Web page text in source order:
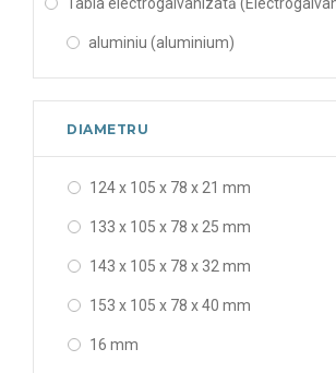
aluminiu (aluminium)
DIAMETRU
124 x 105 x 78 x 21 mm
133 x 105 x 78 x 25 mm
143 x 105 x 78 x 32 mm
153 x 105 x 78 x 40 mm
16 mm